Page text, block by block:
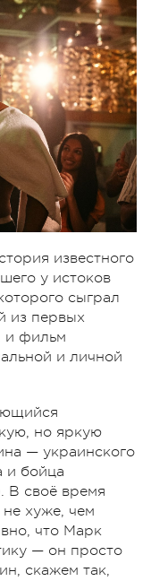
известного
у истоков
сыграл
из первых
и фильм
и личной
но яркую
— украинского
и бойца
В своё время
хуже, чем
что Марк
— он просто
скажем так,